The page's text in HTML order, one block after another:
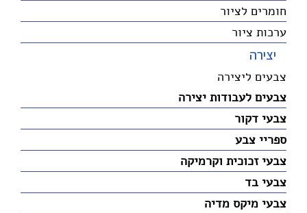
חומרים לציור
ערכות ציור
יצירה
צבעים ליצירה
צבעים לעבודות יצירה
צבעי דקור
ספריי צבע
צבעי זכוכית וקרמיקה
צבעי בד
צבעי מיקס מדיה